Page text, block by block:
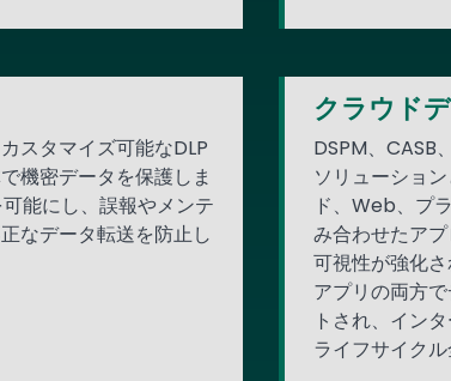
スタマイズ可能なDLP
機密データを保護しま
能にし、誤報やメンテ
なデータ転送を防止し
クラウド
DSPM、CASB
ソリューショ
ド、Web、プ
み合わせたア
可視性が強化
アプリの両方
トされ、イン
ライフサイク